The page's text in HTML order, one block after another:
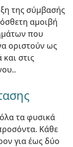
της σύμβασής
αμοιβή
που
οριστούν ως
και στις
τα φυσικά
Κάθε
για έως δύο